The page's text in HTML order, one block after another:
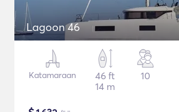
Lagoon 46
Katamaraan
46 ft
14 m
10